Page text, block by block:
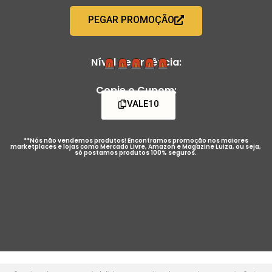
PEGAR PROMOÇÃO
Nível de Urgência:
Copie o Cupom:
VALE10
**Nós não vendemos produtos! Encontramos promoção nos maiores
marketplaces e lojas como Mercado Livre, Amazon e Magazine Luiza, ou seja,
só postamos produtos 100% seguros.